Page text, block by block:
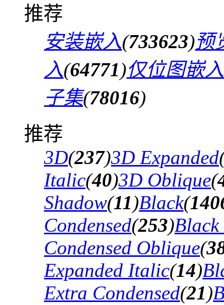
推荐
安装嵌入(733623)预
入(64771)仅位图嵌入
子集(78016)
推荐
3D(237)3D Expanded
Italic(40)3D Oblique(
Shadow(11)Black(
Condensed(253)Black
Condensed Oblique(
Expanded Italic(14)
Extra Condensed(21)